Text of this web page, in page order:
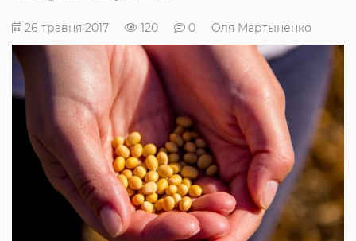
26 травня 2017 120 0 Оля Мартыненко